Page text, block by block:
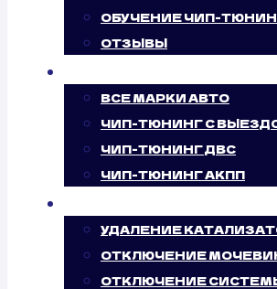
ОБУЧЕНИЕ ЧИП-
ОТЗЫВЫ
ВСЕ МАРКИ АВТО
ЧИП-ТЮНИНГ С
ЧИП-ТЮНИНГ ДВС
ЧИП-ТЮНИНГ АКПП
УДАЛЕНИЕ
ОТКЛЮЧЕНИЕ
ОТКЛЮЧЕНИЕ
FORD
(294 Л.С.)